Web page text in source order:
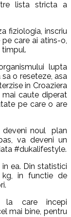
lista stricta a
fiziologia, inscriu
care ai atins-o,
timpul.
lupta
o reseteze, asa
in Croaziera
caute diperat
pe care o are
deveni noul plan
va deveni un
#dukalifestyle.
ea. Din statistici
kg, in functie de
la care incepi
mai bine, pentru